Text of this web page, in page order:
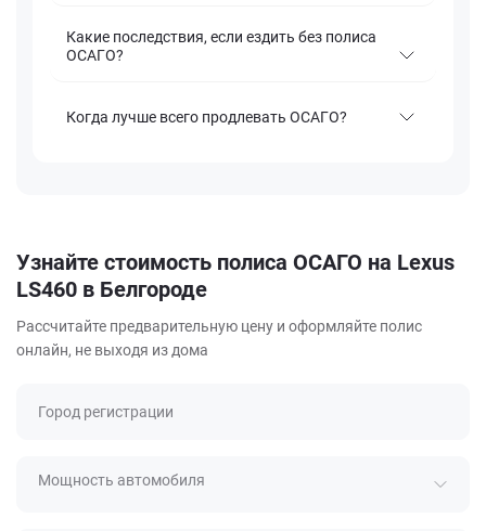
Какие последствия, если ездить без полиса
ОСАГО?
Когда лучше всего продлевать ОСАГО?
Узнайте стоимость полиса ОСАГО на Lexus
LS460 в Белгороде
Рассчитайте предварительную цену и оформляйте полис
онлайн, не выходя из дома
Город регистрации
Мощность автомобиля